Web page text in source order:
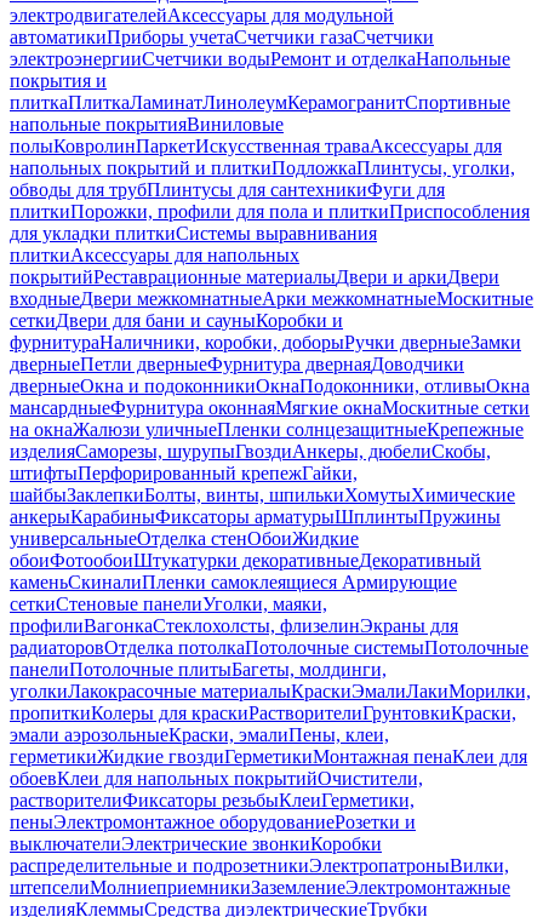
электродвигателейАксессуары для модульной
автоматикиПриборы учетаСчетчики газаСчетчики
электроэнергииСчетчики водыРемонт и отделкаНапольные
покрытия и
плиткаПлиткаЛаминатЛинолеумКерамогранитСпортивные
напольные покрытияВиниловые
полыКовролинПаркетИскусственная траваАксессуары для
напольных покрытий и плиткиПодложкаПлинтусы, уголки,
обводы для трубПлинтусы для сантехникиФуги для
плиткиПорожки, профили для пола и плиткиПриспособления
для укладки плиткиСистемы выравнивания
плиткиАксессуары для напольных
покрытийРеставрационные материалыДвери и аркиДвери
входныеДвери межкомнатныеАрки межкомнатныеМоскитные
сеткиДвери для бани и сауныКоробки и
фурнитураНаличники, коробки, доборыРучки дверныеЗамки
дверныеПетли дверныеФурнитура двернаяДоводчики
дверныеОкна и подоконникиОкнаПодоконники, отливыОкна
мансардныеФурнитура оконнаяМягкие окнаМоскитные сетки
на окнаЖалюзи уличныеПленки солнцезащитныеКрепежные
изделияСаморезы, шурупыГвоздиАнкеры, дюбелиСкобы,
штифтыПерфорированный крепежГайки,
шайбыЗаклепкиБолты, винты, шпилькиХомутыХимические
анкерыКарабиныФиксаторы арматурыШплинтыПружины
универсальныеОтделка стенОбоиЖидкие
обоиФотообоиШтукатурки декоративныеДекоративный
каменьСкиналиПленки самоклеящиеся Армирующие
сеткиСтеновые панелиУголки, маяки,
профилиВагонкаСтеклохолсты, флизелинЭкраны для
радиаторовОтделка потолкаПотолочные системыПотолочные
панелиПотолочные плитыБагеты, молдинги,
уголкиЛакокрасочные материалыКраскиЭмалиЛакиМорилки,
пропиткиКолеры для краскиРастворителиГрунтовкиКраски,
эмали аэрозольныеКраски, эмалиПены, клеи,
герметикиЖидкие гвоздиГерметикиМонтажная пенаКлеи для
обоевКлеи для напольных покрытийОчистители,
растворителиФиксаторы резьбыКлеиГерметики,
пеныЭлектромонтажное оборудованиеРозетки и
выключателиЭлектрические звонкиКоробки
распределительные и подрозетникиЭлектропатроныВилки,
штепселиМолниеприемникиЗаземлениеЭлектромонтажные
изделияКлеммыСредства диэлектрическиеТрубки